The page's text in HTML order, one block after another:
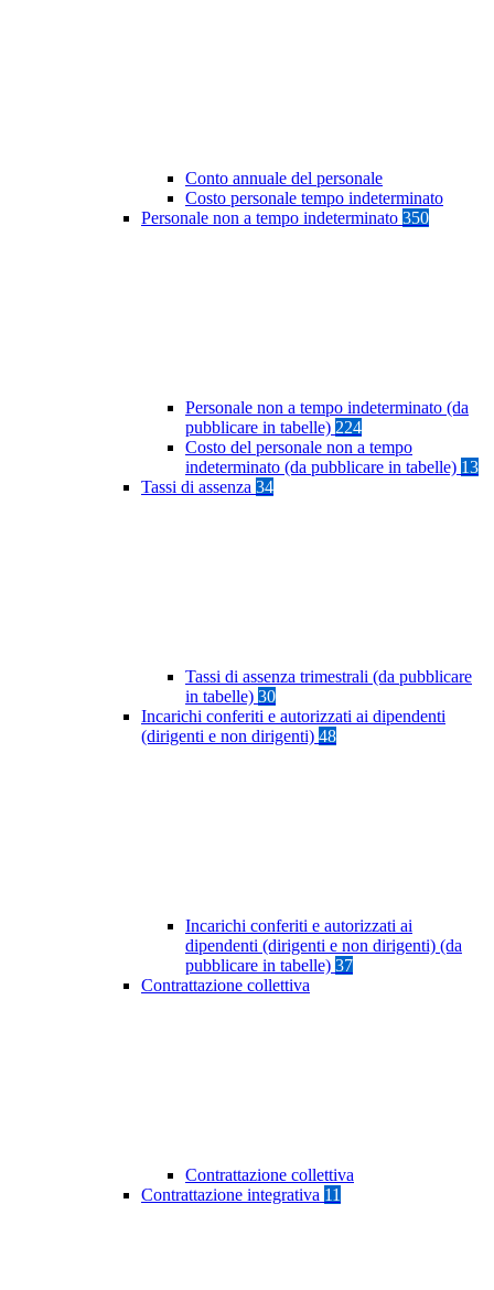
Conto annuale del personale
Costo personale tempo indeterminato
Personale non a tempo indeterminato 350
Personale non a tempo indeterminato (da
pubblicare in tabelle) 224
Costo del personale non a tempo
indeterminato (da pubblicare in tabelle) 13
Tassi di assenza 34
Tassi di assenza trimestrali (da pubblicare
in tabelle) 30
Incarichi conferiti e autorizzati ai dipendenti
(dirigenti e non dirigenti) 48
Incarichi conferiti e autorizzati ai
dipendenti (dirigenti e non dirigenti) (da
pubblicare in tabelle) 37
Contrattazione collettiva
Contrattazione collettiva
Contrattazione integrativa 11